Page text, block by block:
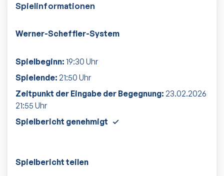
Spielinformationen
Werner-Scheffler-System
Spielbeginn: 19:30 Uhr
Spielende: 21:50 Uhr
Zeitpunkt der Eingabe der Begegnung: 23.02.2026
21:55 Uhr
Spielbericht genehmigt
Spielbericht teilen